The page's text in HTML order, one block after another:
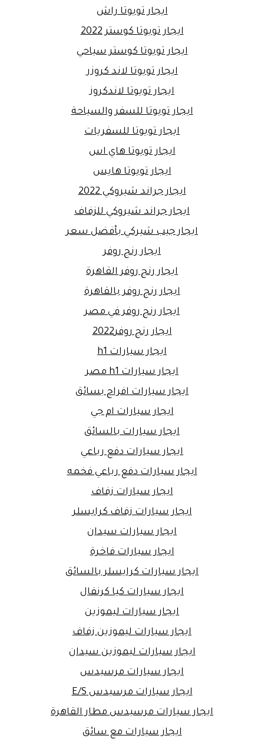
ايجار تويوتا راش
ايجار تويوتا كوستر 2022
ايجار تويوتا كوستر سياحي
ايجار تويوتا لاند كروزر
ايجار تويوتا لاندكروز
ايجار تويوتا للسفر والسياحة
ايجار تويوتا للسفريات
ايجار تويوتا هاي اس
ايجار تويوتا هايس
ايجار جراند شيروكي 2022
ايجار جراند شيروكي للزفاف
ايجار جيب شيركي بأفضل سعر
ايجار رنج روفر
ايجار رنج روفر القاهرة
ايجار رنج روفر بالقاهرة
ايجار رنج روفر في مصر
ايجار رنج روفر2022
ايجار سيارات h1
ايجار سيارات h1 مصر
ايجار سيارات افراح بسائق
ايجار سيارات ام جي
ايجار سيارات بالسائق
ايجار سيارات دفع رباعي
ايجار سيارات دفع رباعي فخمه
ايجار سيارات زفاف
ايجار سيارات زفاف كرايسلر
ايجار سيارات سيدان
ايجار سيارات فاخرة
ايجار سيارات كرايسلر بالسائق
ايجار سيارات كيا كرنفال
ايجار سيارات ليموزين
ايجار سيارات ليموزين زفاف
ايجار سيارات ليموزين سيدان
ايجار سيارات مرسيدس
ايجار سيارات مرسيدس E/S
ايجار سيارات مرسيدس مطار القاهرة
ايجار سيارات مع سائق